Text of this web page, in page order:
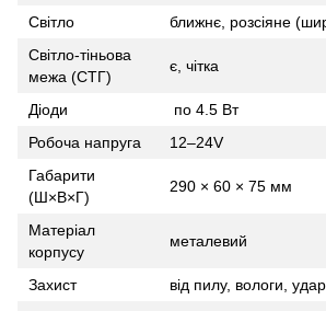
Світло
ближнє, розсіяне
Світло-тіньова
межа (СТГ)
є, чітка
Діоди
по 4.5 Вт
Робоча напруга
12–24V
Габарити
(Ш×В×Г)
290 × 60 × 75 мм
Матеріал
корпусу
металевий
Захист від пилу, вологи,